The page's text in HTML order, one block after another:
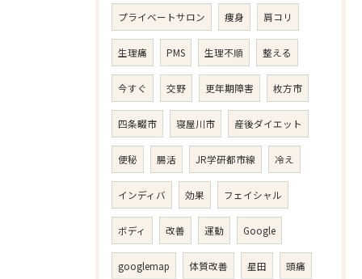
プライベートサロン 痩身 肩コリ
生理痛 PMS 生理不順 整える
今すぐ 交野 更年期障害 枚方市
四条畷市 寝屋川市 産後ダイエット
便秘 腸活 JR学研都市線 冷え
インディバ 効果 フェイシャル
ボディ 改善 運動 Google
googlemap 体質改善 星田 頭痛